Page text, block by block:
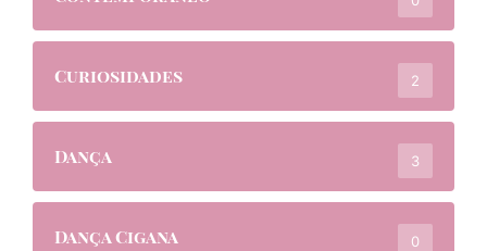
Curiosidades 2
Dança 3
Dança Cigana 0